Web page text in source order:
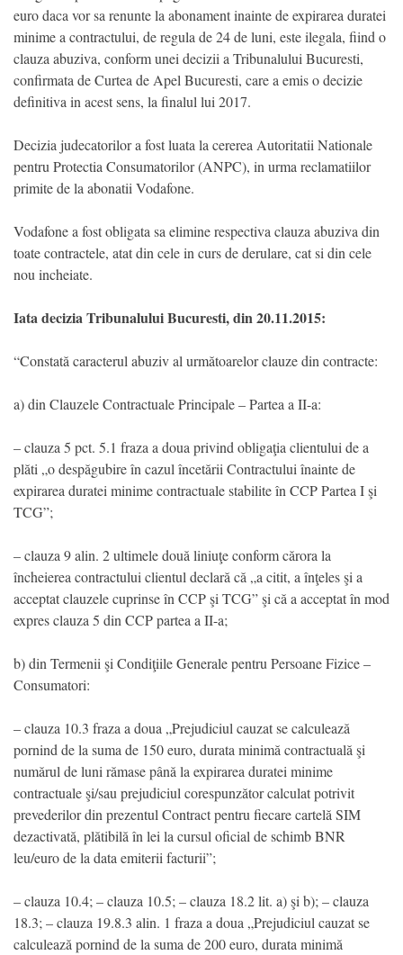
euro daca vor sa renunte la abonament inainte de expirarea duratei
minime a contractului, de regula de 24 de luni, este ilegala, fiind o
clauza abuziva, conform unei decizii a Tribunalului Bucuresti,
confirmata de Curtea de Apel Bucuresti, care a emis o decizie
definitiva in acest sens, la finalul lui 2017.
Decizia judecatorilor a fost luata la cererea Autoritatii Nationale
pentru Protectia Consumatorilor (ANPC), in urma reclamatiilor
primite de la abonatii Vodafone.
Vodafone a fost obligata sa elimine respectiva clauza abuziva din
toate contractele, atat din cele in curs de derulare, cat si din cele
nou incheiate.
Iata decizia Tribunalului Bucuresti, din 20.11.2015:
“Constată caracterul abuziv al următoarelor clauze din contracte:
a) din Clauzele Contractuale Principale – Partea a II-a:
– clauza 5 pct. 5.1 fraza a doua privind obligaţia clientului de a
plăti „o despăgubire în cazul încetării Contractului înainte de
expirarea duratei minime contractuale stabilite în CCP Partea I şi
TCG”;
– clauza 9 alin. 2 ultimele două liniuţe conform cărora la
încheierea contractului clientul declară că „a citit, a înţeles şi a
acceptat clauzele cuprinse în CCP şi TCG” şi că a acceptat în mod
expres clauza 5 din CCP partea a II-a;
b) din Termenii şi Condiţiile Generale pentru Persoane Fizice –
Consumatori:
– clauza 10.3 fraza a doua „Prejudiciul cauzat se calculează
pornind de la suma de 150 euro, durata minimă contractuală şi
numărul de luni rămase până la expirarea duratei minime
contractuale şi/sau prejudiciul corespunzător calculat potrivit
prevederilor din prezentul Contract pentru fiecare cartelă SIM
dezactivată, plătibilă în lei la cursul oficial de schimb BNR
leu/euro de la data emiterii facturii”;
– clauza 10.4; – clauza 10.5; – clauza 18.2 lit. a) şi b); – clauza
18.3; – clauza 19.8.3 alin. 1 fraza a doua „Prejudiciul cauzat se
calculează pornind de la suma de 200 euro, durata minimă